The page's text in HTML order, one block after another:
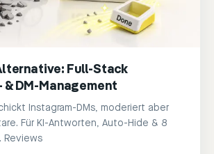
Full-Stack
& DM-Management
Instagram-DMs, moderiert aber
Für KI-Antworten, Auto-Hide & 8
Reviews